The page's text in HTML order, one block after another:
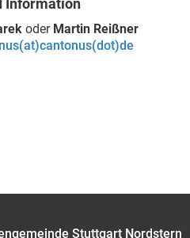
Information
oder Martin Reißner
Stuttgart Nordstern